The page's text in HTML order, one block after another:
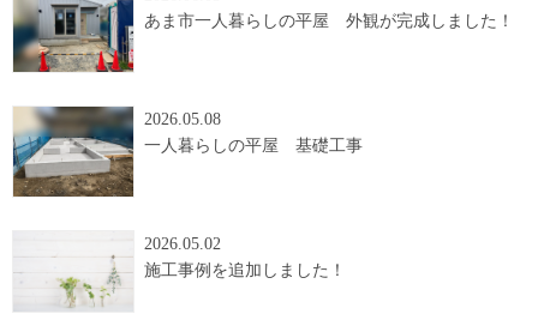
あま市一人暮らしの平屋 外観が完成しました！
2026.05.08
一人暮らしの平屋 基礎工事
2026.05.02
施工事例を追加しました！